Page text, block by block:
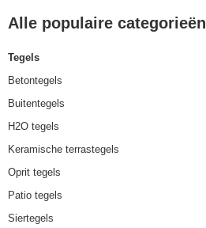
Alle populaire categorieën
Tegels
Betontegels
Buitentegels
H2O tegels
Keramische terrastegels
Oprit tegels
Patio tegels
Siertegels